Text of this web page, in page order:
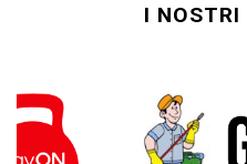
I NOSTRI